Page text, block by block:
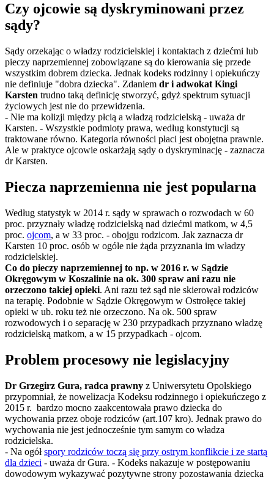
Czy ojcowie są dyskryminowani przez
sądy?
Sądy orzekając o władzy rodzicielskiej i kontaktach z dziećmi lub
pieczy naprzemiennej zobowiązane są do kierowania się przede
wszystkim dobrem dziecka. Jednak kodeks rodzinny i opiekuńczy
nie definiuje "dobra dziecka". Zdaniem dr i adwokat Kingi
Karsten trudno taką definicję stworzyć, gdyż spektrum sytuacji
życiowych jest nie do przewidzenia.
- Nie ma kolizji między płcią a władzą rodzicielską - uważa dr
Karsten. - Wszystkie podmioty prawa, według konstytucji są
traktowane równo. Kategoria równości płaci jest obojętna prawnie.
Ale w praktyce ojcowie oskarżają sądy o dyskryminację - zaznacza
dr Karsten.
Piecza naprzemienna nie jest popularna
Według statystyk w 2014 r. sądy w sprawach o rozwodach w 60
proc. przyznały władzę rodzicielską nad dziećmi matkom, w 4,5
proc. ojcom, a w 33 proc. - obojgu rodzicom. Jak zaznacza dr
Karsten 10 proc. osób w ogóle nie żąda przyznania im władzy
rodzicielskiej.
Co do pieczy naprzemiennej to np. w 2016 r. w Sądzie
Okręgowym w Koszalinie na ok. 300 spraw ani razu nie
orzeczono takiej opieki. Ani razu też sąd nie skierował rodziców
na terapię. Podobnie w Sądzie Okręgowym w Ostrołęce takiej
opieki w ub. roku też nie orzeczono. Na ok. 500 spraw
rozwodowych i o separację w 230 przypadkach przyznano władzę
rodzicielską matkom, a w 15 przypadkach - ojcom.
Problem procesowy nie legislacyjny
Dr Grzegirz Gura, radca prawny z Uniwersytetu Opolskiego
przypomniał, że nowelizacja Kodeksu rodzinnego i opiekuńczego z
2015 r. bardzo mocno zaakcentowała prawo dziecka do
wychowania przez oboje rodziców (art.107 kro). Jednak prawo do
wychowania nie jest jednocześnie tym samym co władza
rodzicielska.
- Na ogółspory rodziców toczą się przy ostrym konflikcie i ze startą
dla dzieci - uważa dr Gura. - Kodeks nakazuje w postępowaniu
dowodowym wykazywać pozytywne strony pozostawania dziecka